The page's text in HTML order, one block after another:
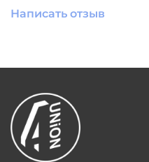
Написать отзыв